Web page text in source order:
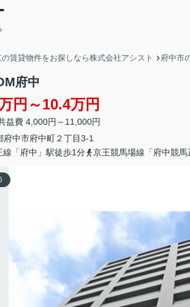
の賃貸物件をお探しなら株式会社アシスト 府中市
府中
円～10.4万円
益費 4,000円～11,000円
府中市府中町２丁目3-1
線「府中」駅徒歩1分
京王競馬場線「府中競